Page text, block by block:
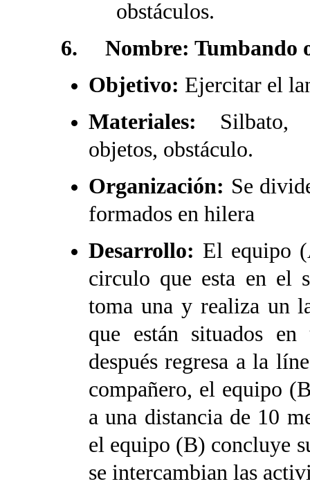
obstáculos.
6. Nombre: Tumbando
Objetivo: Ejercitar el
Materiales: Silbato,
objetos, obstáculo.
Organización: Se
formados en hilera
Desarrollo: El equipo
circulo que esta en el
toma una y realiza un
que están situados
después regresa a la
compañero, el equipo
a una distancia de 10
el equipo (B) concluye
se intercambian las